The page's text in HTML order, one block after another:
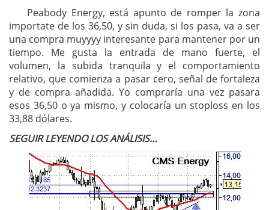
Peabody Energy, está apunto de romper la zona
importate de los 36,50, y sin duda, si los pasa, va a ser
una compra muyyyy interesante para mantener por un
tiempo. Me gusta la entrada de mano fuerte, el
volumen, la subida tranquila y el comportamiento
relativo, que comienza a pasar cero, señal de fortaleza
y de compra añadida. Yo compraría una vez pasara
esos 36,50 o ya mismo, y colocaría un stoploss en los
33,88 dólares.
SEGUIR LEYENDO LOS ANÁLISIS…